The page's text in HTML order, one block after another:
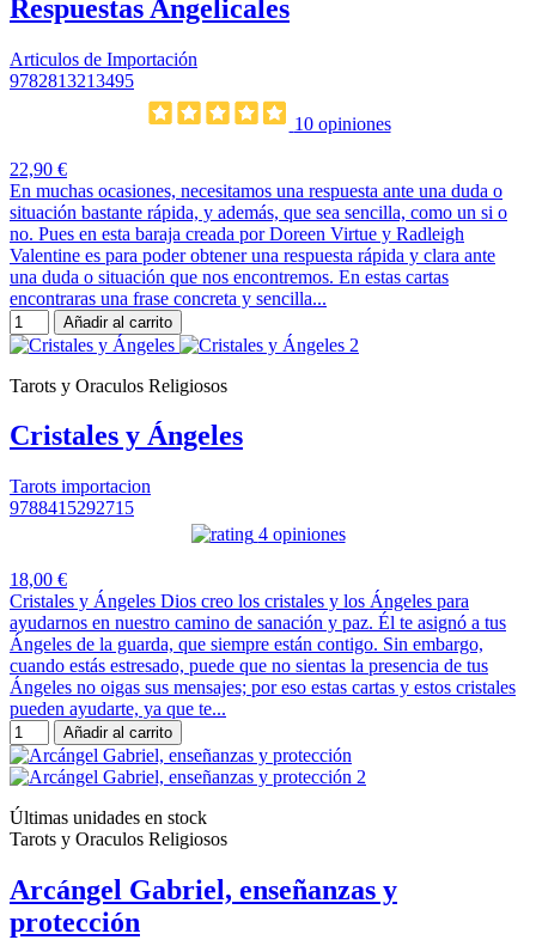
Respuestas Angelicales
Articulos de Importación
9782813213495
10 opiniones
22,90 €
En muchas ocasiones, necesitamos una respuesta ante una duda o
situación bastante rápida, y además, que sea sencilla, como un si o
no. Pues en esta baraja creada por Doreen Virtue y Radleigh
Valentine es para poder obtener una respuesta rápida y clara ante
una duda o situación que nos encontremos. En estas cartas
encontraras una frase concreta y sencilla...
Añadir al carrito
Tarots y Oraculos Religiosos
Cristales y Ángeles
Tarots importacion
9788415292715
4 opiniones
18,00 €
Cristales y Ángeles Dios creo los cristales y los Ángeles para
ayudarnos en nuestro camino de sanación y paz. Él te asignó a tus
Ángeles de la guarda, que siempre están contigo. Sin embargo,
cuando estás estresado, puede que no sientas la presencia de tus
Ángeles no oigas sus mensajes; por eso estas cartas y estos cristales
pueden ayudarte, ya que te...
Añadir al carrito
Últimas unidades en stock
Tarots y Oraculos Religiosos
Arcángel Gabriel, enseñanzas y
protección